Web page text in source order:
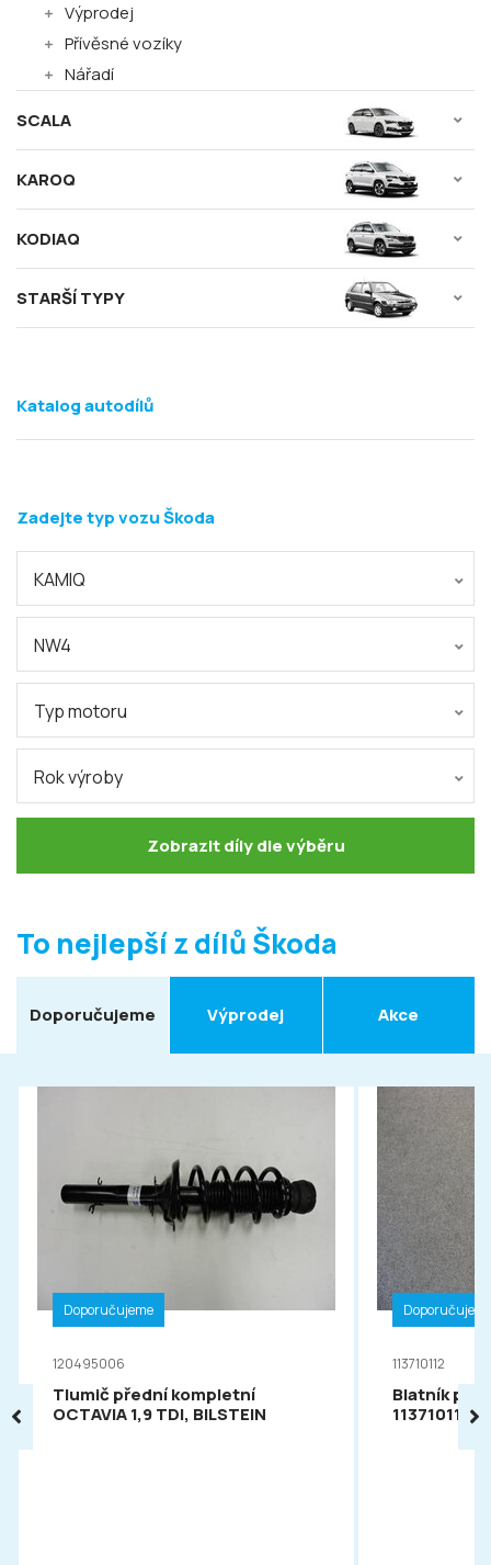
Výprodej
Přívěsné vozíky
Nářadí
SCALA
KAROQ
KODIAQ
STARŠÍ TYPY
Zadejte typ vozu Škoda
KAMIQ
NW4
Typ motoru
Rok výroby
Zobrazit díly dle výběru
Katalog autodílů
To nejlepší z dílů Škoda
Doporučujeme Výprodej Akce
Doporučujeme
120495006
Tlumič přední kompletní
OCTAVIA 1,9 TDI, BILSTEIN
113710112
Blatník
113710112